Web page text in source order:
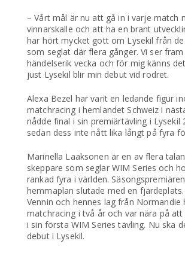
– Vårt mål är nu att gå in i varje match
vinnarskalle och att ha en brant
har hört mycket gott om Lysekil från
som seglat där flera gånger. Vi ser
händelserik vecka och för mig känns
just Lysekil blir min debut vid rodret.
Alexa Bezel har varit en ledande figur
matchracing i hemlandet Schweiz i
nådde final i sin premiärtävling i Lysekil
sedan dess inte nått lika långt på fyra
Marinella Laaksonen är en av flera
skeppare som seglar WIM Series och
rankad fyra i världen.
hemmaplan slutade med en
Vennin och hennes lag från Normandie
matchracing i två år och var nära på
i sin första WIM Series tävling. Nu ska
debut i Lysekil.